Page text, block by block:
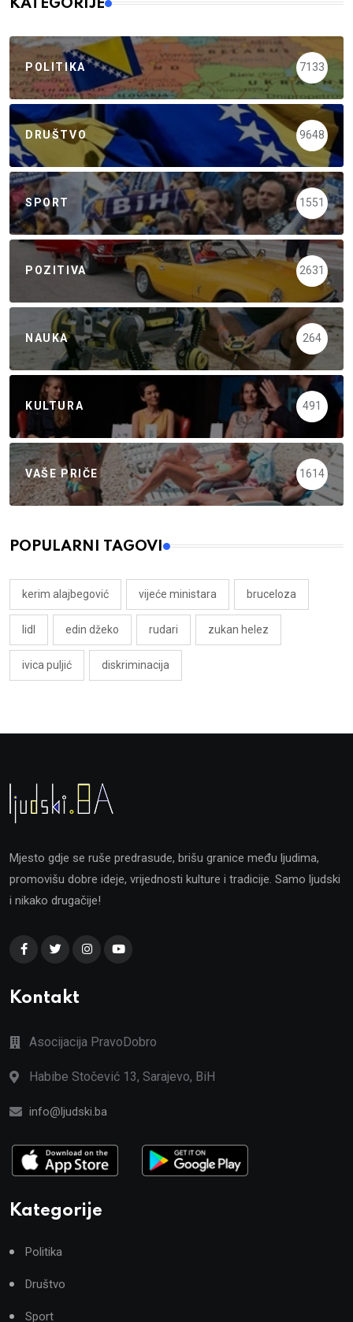
KATEGORIJE
POLITIKA 7133
DRUŠTVO 9648
SPORT 1551
POZITIVA 2631
NAUKA 264
KULTURA 491
VAŠE PRIČE 1614
POPULARNI TAGOVI
kerim alajbegović vijeće ministara bruceloza
lidl edin džeko rudari zukan helez
ivica puljić diskriminacija
Mjesto gdje se ruše predrasude, brišu granice među ljudima,
promovišu dobre ideje, vrijednosti kulture i tradicije. Samo ljudski
i nikako drugačije!
Kontakt
Asocijacija PravoDobro
Habibe Stočević 13, Sarajevo, BiH
info@ljudski.ba
Kategorije
Politika
Društvo
Sport